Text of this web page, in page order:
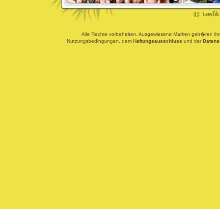
Alle Rechte vorbehalten. Ausgewiesene Marken geh�ren
Nutzungsbedingungen, dem Haftungsausschluss und der